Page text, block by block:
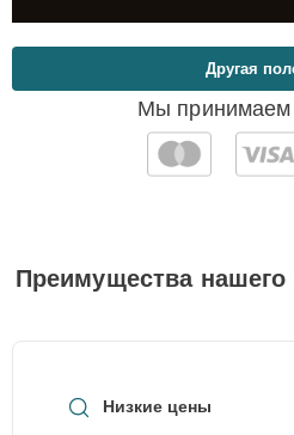
Мы принимаем
Другая
Преимущества нашего
Низкие цены